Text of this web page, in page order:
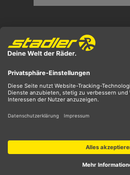
** ehemaliger UVP
*** Preis entspricht unserem